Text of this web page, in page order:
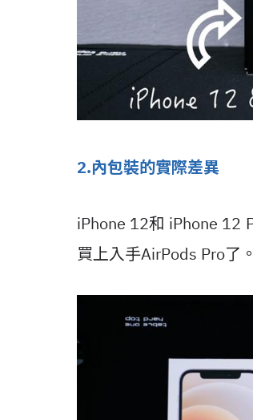
2.內包裝的實際差異
iPhone 12和 iPhone 12
買上入手AirPods Pro了。